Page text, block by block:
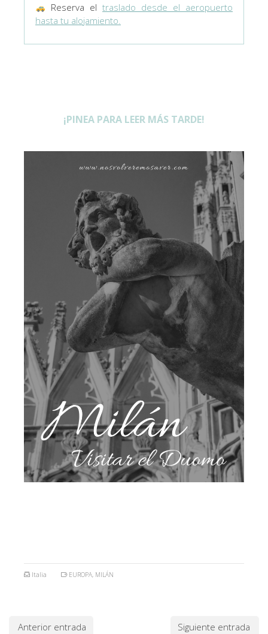
Reserva eltraslado desde el aeropuerto
hasta tu alojamiento.
¡PINEA PARA LEER MÁS TARDE!
Italia EUROPA, MILÁN
Anterior entrada Siguiente entrada